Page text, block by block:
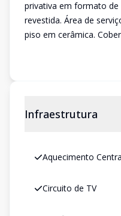
privativa em formato
revestida. Área de
piso em cerâmica.
Infraestrutura
Aquecimento
Circuito de TV